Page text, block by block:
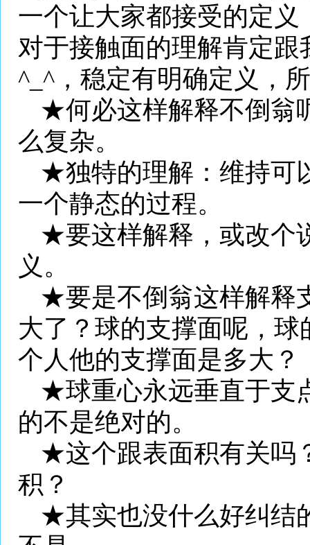
一个让大家都接受的定
对于接触面的理解肯定
^_^，稳定有明确定义，
★何必这样解释不倒翁
么复杂。
★独特的理解：维持可
一个静态的过程。
★要这样解释，或改个
义。
★要是不倒翁这样解释
大了？球的支撑面呢，
个人他的支撑面是多大？
★球重心永远垂直于支
的不是绝对的。
★这个跟表面积有关吗
积？
★其实也没什么好纠结